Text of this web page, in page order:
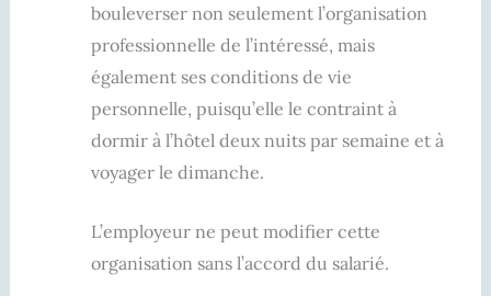
bouleverser non seulement l’organisation
professionnelle de l’intéressé, mais
également ses conditions de vie
personnelle, puisqu’elle le contraint à
dormir à l’hôtel deux nuits par semaine et à
voyager le dimanche.
L’employeur ne peut modifier cette
organisation sans l’accord du salarié.